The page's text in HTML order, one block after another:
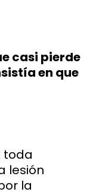
casi pierde
en que
toda
lesión
la